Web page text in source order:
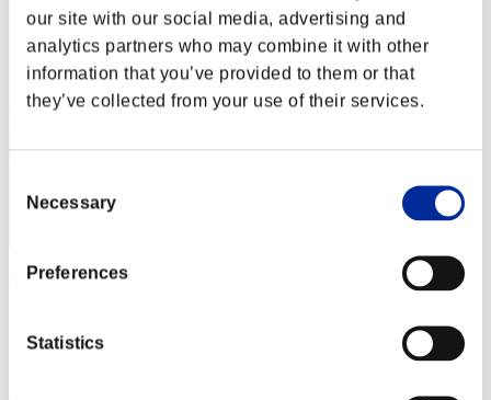
our site with our social media, advertising and
analytics partners who may combine it with other
information that you’ve provided to them or that
they’ve collected from your use of their services.
Selection
Necessary
Preferences
Statistics
Tatuo2525
Posición